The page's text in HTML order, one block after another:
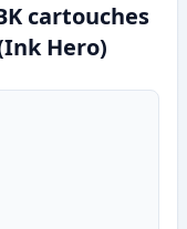
cartouches
Hero)